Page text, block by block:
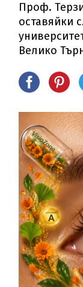
Проф.
оставяйки
Велико